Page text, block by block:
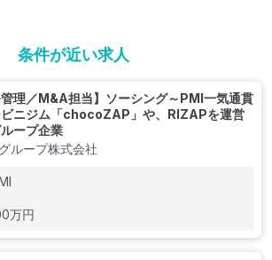
条件が近い求人
管理／M&A担当】ソーシング～PMI一気通貫
ビニジム「chocoZAP」や、RIZAPを運営
ープ企業
ループ株式会社
万円